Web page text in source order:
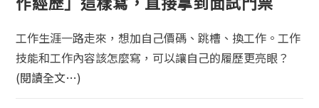
工作生涯一路走來，想加自己價碼、跳槽、換工作。工作
技能和工作內容該怎麼寫，可以讓自己的履歷更亮眼？
(閱讀全文…)